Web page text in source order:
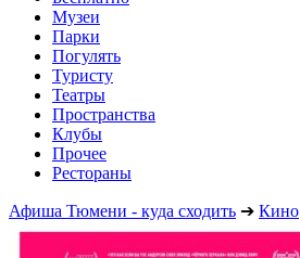
Музеи
Парки
Погулять
Туристу
Театры
Пространства
Клубы
Прочее
Рестораны
Афиша Тюмени - куда сходить ➔ Кино